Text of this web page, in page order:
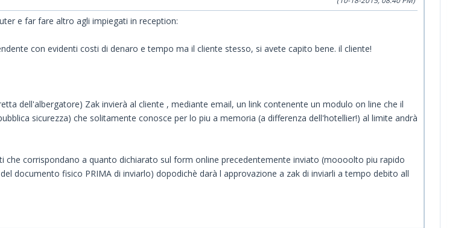
e far fare altro agli impiegati in reception:
con evidenti costi di denaro e tempo ma il cliente stesso, si avete capito bene. il cliente!
dell'albergatore) Zak invierà al cliente , mediante email, un link contenente un modulo on line che il
sicurezza) che solitamente conosce per lo piu a memoria (a differenza dell'hotellier!) al limite andrà
corrispondano a quanto dichiarato sul form online precedentemente inviato (moooolto piu rapido
documento fisico PRIMA di inviarlo) dopodichè darà l approvazione a zak di inviarli a tempo debito all